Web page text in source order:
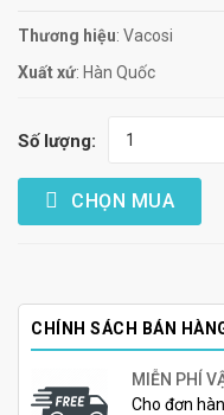
Thương hiệu: Vacosi
Xuất xứ: Hàn Quốc
Số lượng:
CHỌN MUA
CHÍNH SÁCH BÁN
MIỄN PHÍ
Cho đơn